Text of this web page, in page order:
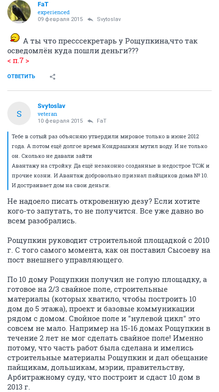
FaT
experienced
09 февраля 2015 Svytoslav
А ты что пресссекретарь у Рощупкина,что так
осведомлён куда пошли деньги???
< п.7 >
ОТВЕТИТЬ
S
Svytoslav
veteran
10 февраля 2015 FaT
Тебе в сотый раз объясняю утвердили мировое только в июне 2012
года. А потом ещё долгое время Кондрашкин мутил воду. И не только
он. Сколько не давали зайти
Авантажу на стройку. Да ещё незаконно созданные в недострое ТСЖ и
прочие козни. И Авантаж добровольно признал пайщиков дома № 10.
И достраивает дом на свои деньги.
Не надоело писать откровенную дезу? Если хотите
кого-то запутать, то не получится. Все уже давно во
всем разобрались.
Рощупкин руководит строительной площадкой с 2010
г. С того самого момента, как он поставил Сысоеву на
пост внешнего управляющего.
По 10 дому Рощупкин получил не голую площадку, а
готовое на 2/3 свайное поле, строительные
материалы (которых хватило, чтобы построить 10
дом до 5 этажа), проект и базовые коммуникации
рядом с домом. Свойное поле и "нулевой цикл" это
совсем не мало. Например на 15-16 домах Рощупкин в
течение 2 лет не мог сделать свайное поле! Именно
потому, что часть работ была сделана и имелись
строительные материалы Рощупкин и дал обещание
пайщикам, дольшикам, мэрии, правительству,
Арбитражному суду, что построит и сдаст 10 дом в
2013 г.